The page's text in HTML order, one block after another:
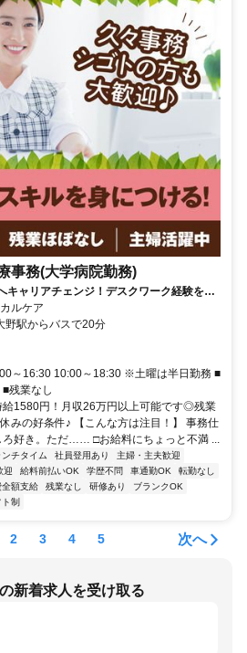
事務(大学病院勤務)
キャリアチェンジ！デスクワーク経験を活
チャンス★
ルケア
野駅からバスで20分
～16:30 10:00～18:30 ※土曜は半日勤務 ■
残業なし
給1580円！月収26万円以上可能です◎残業
みの好条件♪ 【こんな方は注目！】 事務仕
好き。ただ…… □お給料にちょっと不満 ...
ンチタイム 社員登用あり
主婦・主夫歓迎
迎 給料前払いOK 学歴不問 車通勤OK
転勤なし
全額支給 残業なし 研修あり
ブランクOK
制
2 3 4 5 次へ
新着求人を受け取る